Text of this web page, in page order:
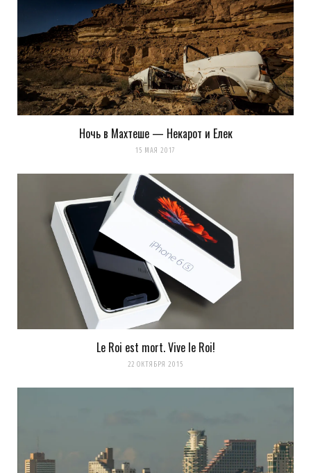
Ночь в Махтеше — Некарот и Елек
15 МАЯ 2017
Le Roi est mort. Vive le Roi!
22 ОКТЯБРЯ 2015